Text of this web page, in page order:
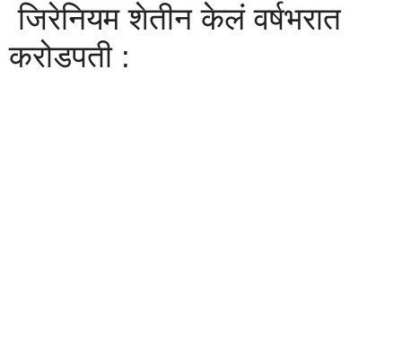
जिरेनियम शेतीन केलं वर्षभरात
करोडपती :